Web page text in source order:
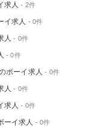
求人 - 2件
イ求人 - 0件
人 - 0件
- 0件
ボーイ求人 - 0件
人 - 0件
求人 - 0件
ーイ求人 - 0件